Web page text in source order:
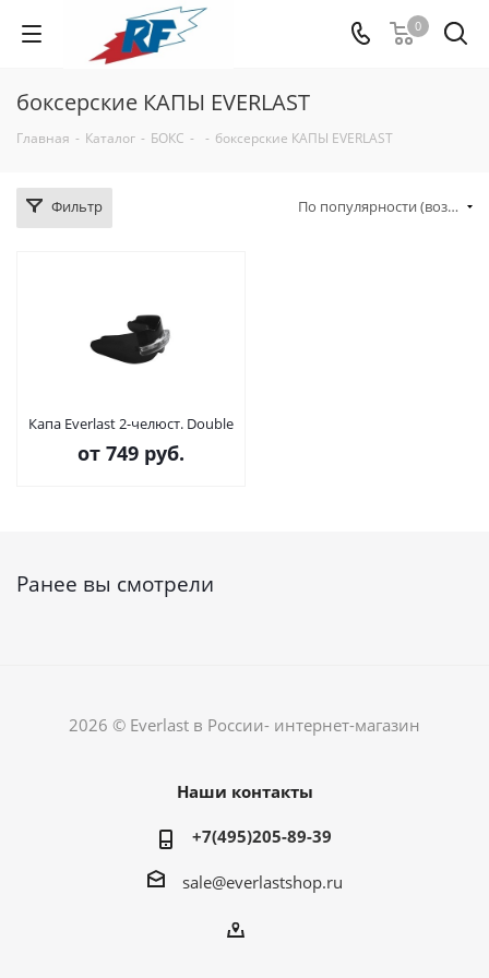
0
боксерские КАПЫ EVERLAST
Главная - Каталог - БОКС - - боксерские КАПЫ EVERLAST
Фильтр По популярности (возрастание)
Капа Everlast 2-челюст. Double
от 749 руб.
Ранее вы смотрели
2026 © Everlast в России- интернет-магазин
Наши контакты
+7(495)205-89-39
sale@everlastshop.ru